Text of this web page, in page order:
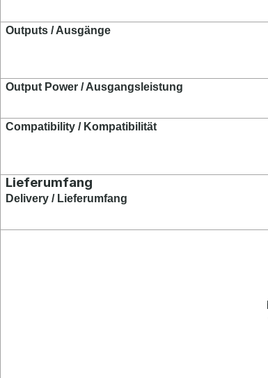
Outputs / Ausgänge
Output Power / Ausgangsleistung
Compatibility / Kompatibilität
Lieferumfang
Delivery / Lieferumfang